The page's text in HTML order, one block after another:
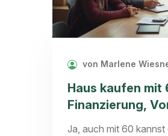
von Marlene
Haus kaufen mit
Finanzierung,
& Tipps 2025
Ja, auch mit 60